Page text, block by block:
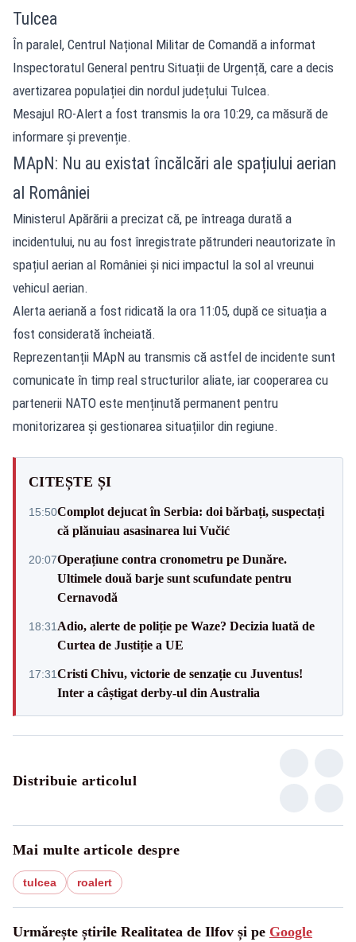
Tulcea
În paralel, Centrul Național Militar de Comandă a informat
Inspectoratul General pentru Situații de Urgență, care a decis
avertizarea populației din nordul județului Tulcea.
Mesajul RO-Alert a fost transmis la ora 10:29, ca măsură de
informare și prevenție.
MApN: Nu au existat încălcări ale spațiului aerian
al României
Ministerul Apărării a precizat că, pe întreaga durată a
incidentului, nu au fost înregistrate pătrunderi neautorizate în
spațiul aerian al României și nici impactul la sol al vreunui
vehicul aerian.
Alerta aeriană a fost ridicată la ora 11:05, după ce situația a
fost considerată încheiată.
Reprezentanții MApN au transmis că astfel de incidente sunt
comunicate în timp real structurilor aliate, iar cooperarea cu
partenerii NATO este menținută permanent pentru
monitorizarea și gestionarea situațiilor din regiune.
CITEȘTE ȘI
15:50Complot dejucat în Serbia: doi bărbați, suspectați
că plănuiau asasinarea lui Vučić
20:07Operațiune contra cronometru pe Dunăre.
Ultimele două barje sunt scufundate pentru
Cernavodă
18:31 Adio, alerte de poliție pe Waze? Decizia luată de
Curtea de Justiție a UE
17:31Cristi Chivu, victorie de senzație cu Juventus!
Inter a câștigat derby-ul din Australia
Distribuie articolul
Mai multe articole despre
tulcea roalert
Urmărește știrile Realitatea de Ilfov și pe Google